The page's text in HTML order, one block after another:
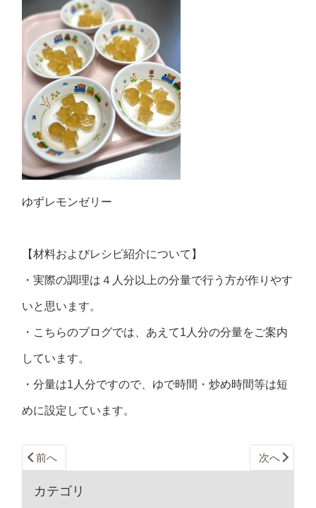
ゆずレモンゼリー
【材料およびレシピ紹介について】
・実際の調理は４人分以上の分量で行う方が作りやす
いと思います。
・こちらのブログでは、あえて1人分の分量をご案内
しています。
・分量は1人分ですので、ゆで時間・炒め時間等は短
めに設定しています。
前へ 次へ
カテゴリ